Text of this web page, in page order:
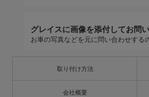
グレイスに画像を添付してお問
お車の写真などを元に問い合わせする
取り付け方法
会社概要